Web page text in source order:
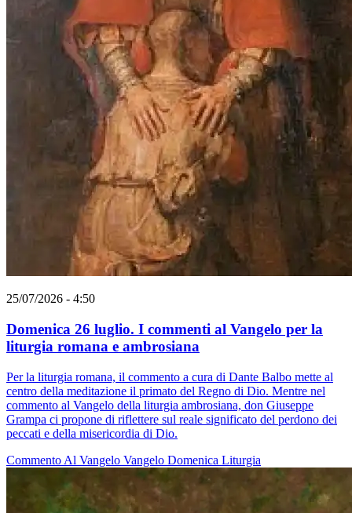
25/07/2026 - 4:50
Domenica 26 luglio. I commenti al Vangelo per la
liturgia romana e ambrosiana
Per la liturgia romana, il commento a cura di Dante Balbo mette al
centro della meditazione il primato del Regno di Dio. Mentre nel
commento al Vangelo della liturgia ambrosiana, don Giuseppe
Grampa ci propone di riflettere sul reale significato del perdono dei
peccati e della misericordia di Dio.
Commento Al Vangelo Vangelo Domenica Liturgia